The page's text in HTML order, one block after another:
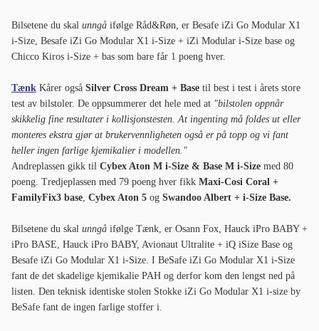
Bilsetene du skal unngå ifølge Råd&Røn, er Besafe iZi Go Modular X1
i-Size, Besafe iZi Go Modular X1 i-Size + iZi Modular i-Size base og
Chicco Kiros i-Size + bas som bare får 1 poeng hver.
Tænk Kårer også Silver Cross Dream + Base til best i test i årets store
test av bilstoler. De oppsummerer det hele med at "bilstolen oppnår
skikkelig fine resultater i kollisjonstesten. At ingenting må foldes ut eller
monteres ekstra gjør at brukervennligheten også er på topp og vi fant
heller ingen farlige kjemikalier i modellen."
Andreplassen gikk til Cybex Aton M i-Size & Base M i-Size med 80
poeng. Tredjeplassen med 79 poeng hver fikk Maxi-Cosi Coral +
FamilyFix3 base Cybex Aton 5 og Swandoo Albert + i-Size Base.
Bilsetene du skal unngå ifølge Tænk, er Osann Fox, Hauck iPro BABY +
iPro BASE, Hauck iPro BABY, Avionaut Ultralite + iQ iSize Base og
Besafe iZi Go Modular X1 i-Size. I BeSafe iZi Go Modular X1 i-Size
fant de det skadelige kjemikalie PAH og derfor kom den lengst ned på
listen. Den teknisk identiske stolen Stokke iZi Go Modular X1 i-size by
BeSafe fant de ingen farlige stoffer i.